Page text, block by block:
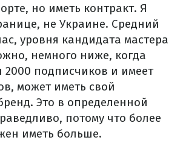
но иметь контракт. Я
не Украине. Средний
уровня кандидата мастера
немного ниже, когда
2000 подписчиков и имеет
может иметь свой
Это в определенной
потому что более
иметь больше.